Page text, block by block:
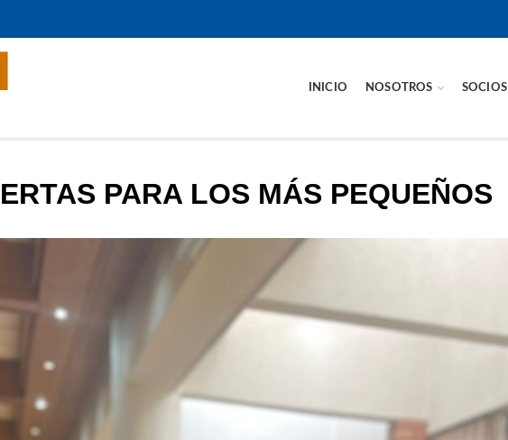
INICIO NOSOTROS SOCIOS
PARA LOS MÁS PEQUEÑOS